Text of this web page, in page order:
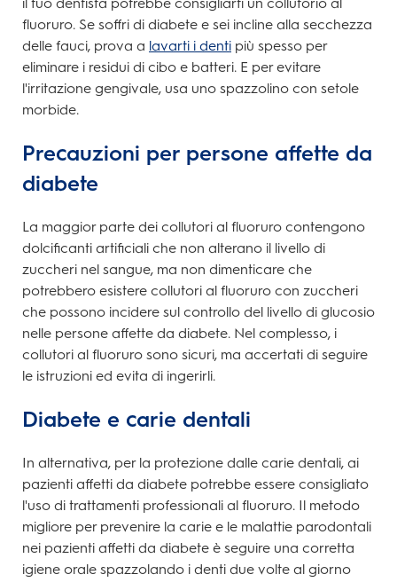
il tuo dentista potrebbe consigliarti un collutorio al
fluoruro. Se soffri di diabete e sei incline alla secchezza
delle fauci, prova a lavarti i denti più spesso per
eliminare i residui di cibo e batteri. E per evitare
l'irritazione gengivale, usa uno spazzolino con setole
morbide.
Precauzioni per persone affette da
diabete
La maggior parte dei collutori al fluoruro contengono
dolcificanti artificiali che non alterano il livello di
zuccheri nel sangue, ma non dimenticare che
potrebbero esistere collutori al fluoruro con zuccheri
che possono incidere sul controllo del livello di glucosio
nelle persone affette da diabete. Nel complesso, i
collutori al fluoruro sono sicuri, ma accertati di seguire
le istruzioni ed evita di ingerirli.
Diabete e carie dentali
In alternativa, per la protezione dalle carie dentali, ai
pazienti affetti da diabete potrebbe essere consigliato
l'uso di trattamenti professionali al fluoruro. Il metodo
migliore per prevenire la carie e le malattie parodontali
nei pazienti affetti da diabete è seguire una corretta
igiene orale spazzolando i denti due volte al giorno